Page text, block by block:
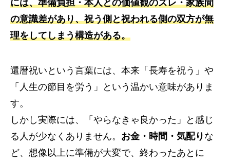
には、準備負担・本人との価値観のズレ・家族間
の意識差があり、祝う側と祝われる側の双方が無
理をしてしまう構造がある。
還暦祝いという言葉には、本来「長寿を祝う」や
「人生の節目を労う」という温かい意味がありま
す。
しかし実際には、「やらなきゃ良かった」と感じ
る人が少なくありません。 お金・時間・気配り な
ど、想像以上に準備が大変で、終わったあとに